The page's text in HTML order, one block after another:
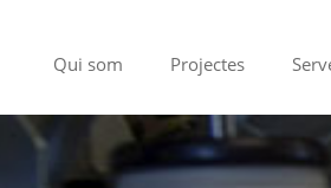
Qui som Projectes